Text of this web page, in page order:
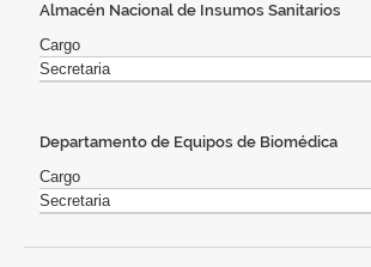
Almacén Nacional de Insumos Sanitarios
Cargo
Secretaria
Departamento de Equipos de Biomédica
Cargo
Secretaria